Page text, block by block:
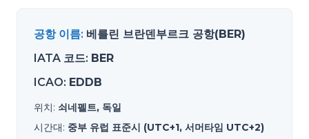
공항 이름: 베를린 브란덴부르크 공항(BER)
IATA 코드: BER
ICAO: EDDB
위치: 쇠네펠트, 독일
시간대: 중부 유럽 표준시 (UTC+1, 서머타임 UTC+2)